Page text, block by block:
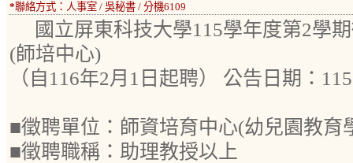
*聯絡方式： 人事室 / 吳秘書 / 分機6109
國立屏東科技大學115學年度第2學
(師培中心)
（自116年2月1日起聘） 公告日期：
■徵聘單位：師資培育中心(幼兒園教育
■徵聘職稱：助理教授以上